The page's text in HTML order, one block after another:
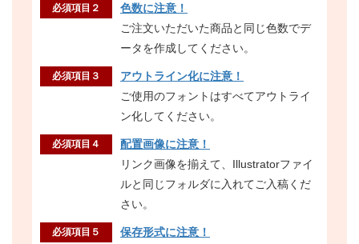
必須項目２
色数に注意！
ご注文いただいた商品と同じ色数でデ
ータを作成してください。
必須項目３
アウトライン化に注意！
ご使用のフォントはすべてアウトライ
ン化してください。
必須項目４
配置画像に注意！
リンク画像を揃えて、Illustratorファイ
ルと同じフォルダに入れてご入稿くだ
さい。
必須項目５
保存形式に注意！